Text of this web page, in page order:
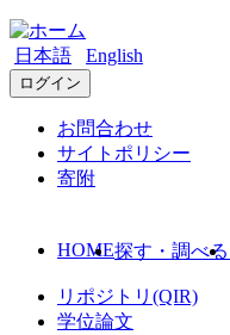
日本語 English
ログイン
お問合わせ
サイトポリシー
寄附
HOME探す・調べる
リポジトリ(QIR)
学位論文